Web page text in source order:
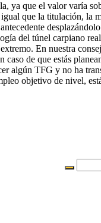
ya que el valor varía
que la titulación, la
del túnel carpiano
En nuestra
caso de que estás
algún TFG y no ha
objetivo de nivel,